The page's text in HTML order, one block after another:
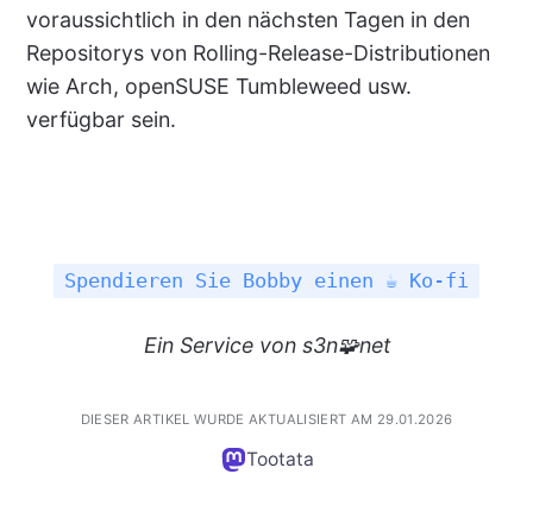
voraussichtlich in den nächsten Tagen in den
Repositorys von Rolling-Release-Distributionen
wie Arch, openSUSE Tumbleweed usw.
verfügbar sein.
Spendieren Sie Bobby einen ☕ Ko-fi
Ein Servicevon s3n🧩net
DIESER ARTIKEL WURDE AKTUALISIERT AM 29.01.2026
Tootata